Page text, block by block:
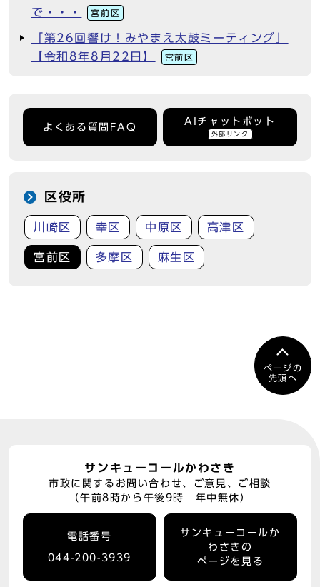
で・・・
宮前区
「第26回響け！みやまえ太鼓ミーティング」
【令和8年8月22日】
宮前区
よくある質問FAQ
AIチャットボット
外部リンク
区役所
川崎区 幸区 中原区 高津区
宮前区 多摩区 麻生区
ページの
先頭へ
サンキューコールかわさき
市政に関するお問い合わせ、ご意見、ご相談
（午前8時から午後9時 年中無休）
電話番号
044-200-3939
サンキューコールか
わさきの
ページを見る